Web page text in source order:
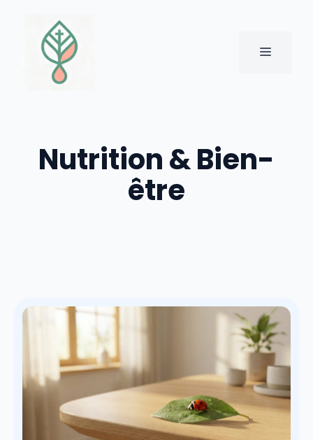
contenu
MENU
Nutrition & Bien-
être